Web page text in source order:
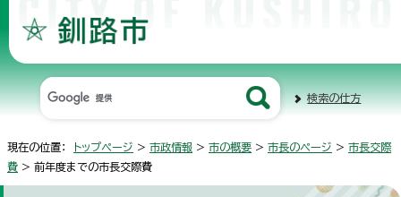
検索の仕方
現在の位置： トップページ > 市政情報 > 市の概要 > 市長のページ > 市長交際
費 > 前年度までの市長交際費